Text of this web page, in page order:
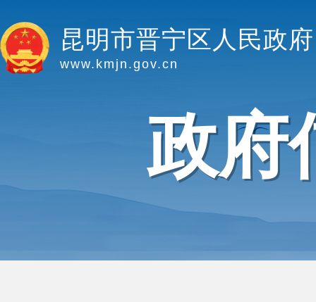
昆明市晋宁区人民政府
www.kmjn.gov.cn
政府